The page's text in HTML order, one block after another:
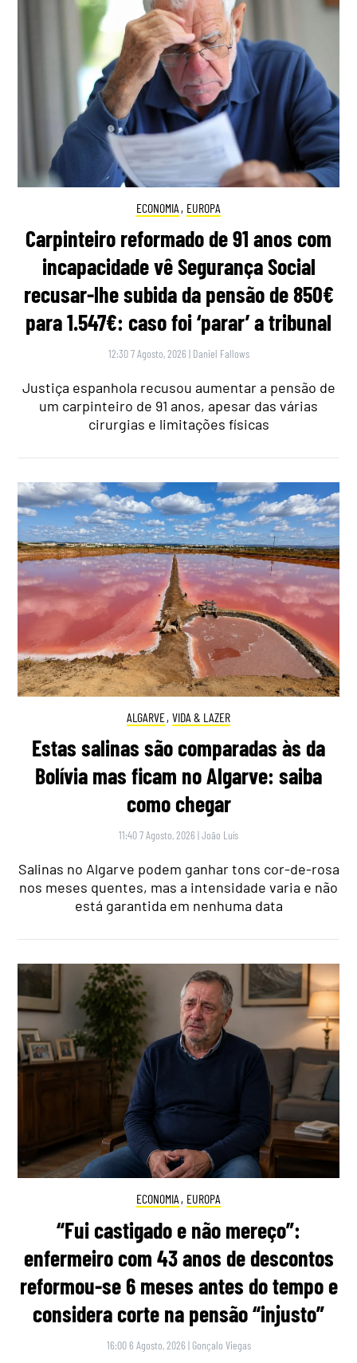
ECONOMIA , EUROPA
Carpinteiro reformado de 91 anos com
incapacidade vê Segurança Social
recusar-lhe subida da pensão de 850€
para 1.547€: caso foi ‘parar’ a tribunal
12:30 7 Agosto, 2026 | Daniel Fallows
Justiça espanhola recusou aumentar a pensão de
um carpinteiro de 91 anos, apesar das várias
cirurgias e limitações físicas
ALGARVE, VIDA & LAZER
Estas salinas são comparadas às da
Bolívia mas ficam no Algarve: saiba
como chegar
11:40 7 Agosto, 2026 |João Luís
Salinas no Algarve podem ganhar tons cor-de-rosa
nos meses quentes, mas a intensidade varia e não
está garantida em nenhuma data
ECONOMIA , EUROPA
“Fui castigado e não mereço”:
enfermeiro com 43 anos de descontos
reformou-se 6 meses antes do tempo e
considera corte na pensão “injusto”
16:00 6 Agosto, 2026 | Gonçalo Viegas